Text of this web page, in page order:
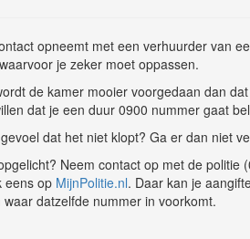
opneemt met een verhuurder van
je zeker moet oppassen.
de kamer mooier voorgedaan dan
dat je een duur 0900 nummer gaat
dat het niet klopt? Ga er dan niet
Neem contact op met de politie
eens op MijnPolitie.nl. Daar kan je
waar datzelfde nummer in voorkomt.